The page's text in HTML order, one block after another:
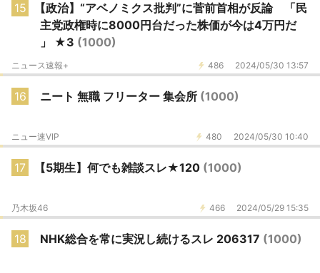
15
【政治】“アベノミクス批判”に菅前首相が反論 「民
主党政権時に8000円台だった株価が今は4万円だ
」 ★3 (1000)
486 2024/05/30 13:57
ニュース速報+
16 ニート 無職 フリーター 集会所 (1000)
480 2024/05/30 10:40
ニュー速VIP
17 【5期生】何でも雑談スレ★120 (1000)
466 2024/05/29 15:35
乃木坂46
18 NHK総合を常に実況し続けるスレ 206317 (1000)